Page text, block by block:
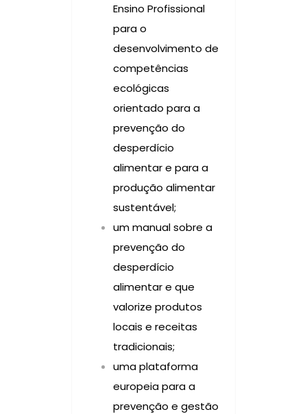
Ensino Profissional
para o
desenvolvimento de
competências
ecológicas
orientado para a
prevenção do
desperdício
alimentar e para a
produção alimentar
sustentável;
um manual sobre a
prevenção do
desperdício
alimentar e que
valorize produtos
locais e receitas
tradicionais;
uma plataforma
europeia para a
prevenção e gestão